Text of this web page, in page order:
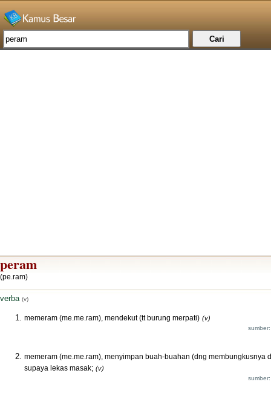
peram
(pe.ram)
verba (v)
memeram (me.me.ram), mendekut (tt burung merpati) (v)
memeram (me.me.ram), menyimpan buah-buahan (dng membungkusnya
supaya lekas masak; (v)